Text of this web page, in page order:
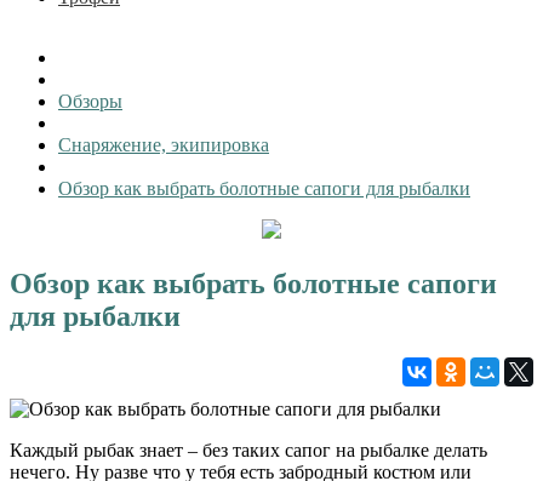
Обзоры
Снаряжение, экипировка
Обзор как выбрать болотные сапоги для рыбалки
Обзор как выбрать болотные сапоги
для рыбалки
Каждый рыбак знает – без таких сапог на рыбалке делать
нечего. Ну разве что у тебя есть забродный костюм или